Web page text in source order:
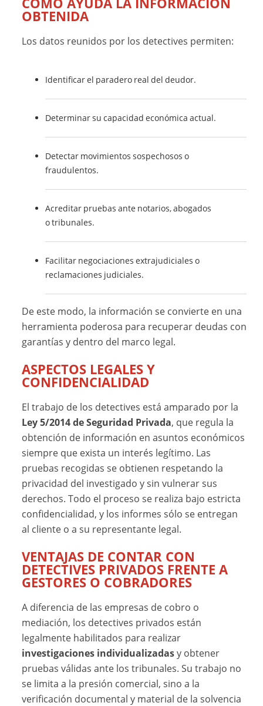
OBTENIDA
Los datos reunidos por los detectives permiten:
Identificar el paradero real del deudor.
Determinar su capacidad económica actual.
Detectar movimientos sospechosos o
fraudulentos.
Acreditar pruebas ante notarios, abogados
o tribunales.
Facilitar negociaciones extrajudiciales o
reclamaciones judiciales.
De este modo, la información se convierte en una
herramienta poderosa para recuperar deudas con
garantías y dentro del marco legal.
ASPECTOS LEGALES Y
CONFIDENCIALIDAD
El trabajo de los detectives está amparado por la
Ley 5/2014 de Seguridad Privada, que regula la
obtención de información en asuntos económicos
siempre que exista un interés legítimo. Las
pruebas recogidas se obtienen respetando la
privacidad del investigado y sin vulnerar sus
derechos. Todo el proceso se realiza bajo estricta
confidencialidad, y los informes sólo se entregan
al cliente o a su representante legal.
VENTAJAS DE CONTAR CON
DETECTIVES PRIVADOS FRENTE A
GESTORES O COBRADORES
A diferencia de las empresas de cobro o
mediación, los detectives privados están
legalmente habilitados para realizar
investigaciones individualizadasy obtener
pruebas válidas ante los tribunales. Su trabajo no
se limita a la presión comercial, sino a la
verificación documental y material de la solvencia